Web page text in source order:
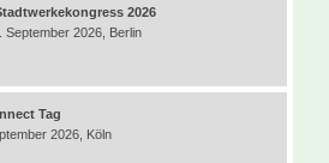
2026
September 2026, Berlin
Tag
2026, Köln